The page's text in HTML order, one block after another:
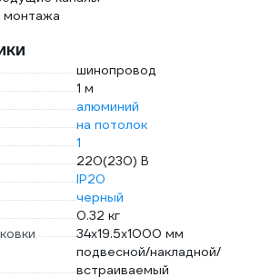
монтажа
шинопровод
1 м
алюминий
на потолок
1
220(230) В
IP20
черный
0.32 кг
34х19.5х1000 мм
подвесной/накладной/
встраиваемый